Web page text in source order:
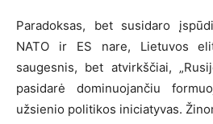
Paradoksas, bet susidaro
NATO ir ES nare, Lietuvos
saugesnis, bet atvirkščiai,
pasidarė dominuojančiu
užsienio politikos iniciatyvas.